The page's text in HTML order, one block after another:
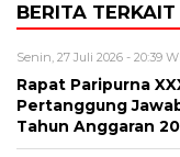
BERITA TERKAIT
Senin, 27 Juli 2026 - 20:39
Rapat Paripurna
Pertanggung
Tahun Anggaran